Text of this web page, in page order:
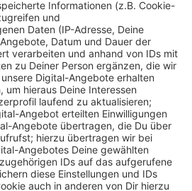
Wir verfügen schon heute
mit Rekordkulissen."
sportbegeistert, sagt er:
in unserem Land hat schon
Woche für Woche strömen
und Hallen unseres Landes."
| Rolf Vennenbernd